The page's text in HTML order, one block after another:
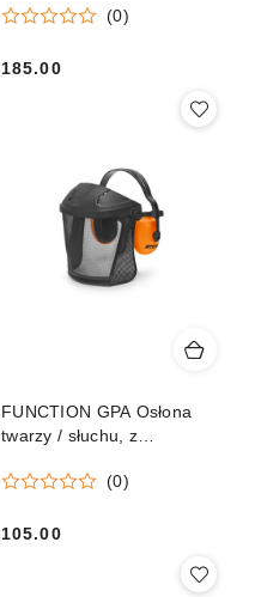
(0)
Cena:
185.00
FUNCTION GPA Osłona
twarzy / słuchu, z
(0)
Cena:
105.00